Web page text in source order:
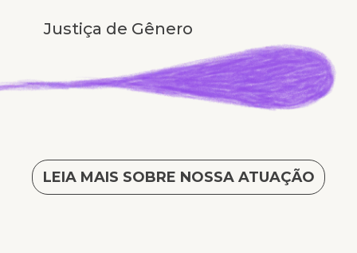
Justiça de Gênero
LEIA MAIS SOBRE NOSSA ATUAÇÃO